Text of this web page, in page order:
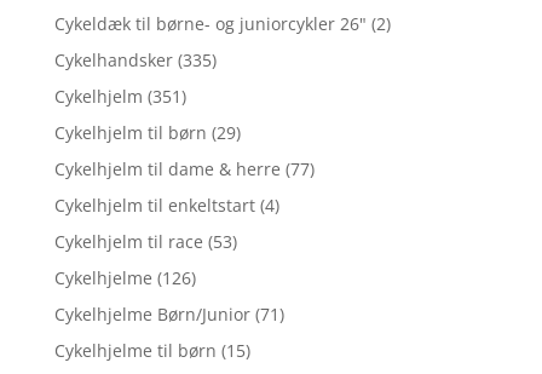
Cykeldæk til børne- og juniorcykler 26" (2)
Cykelhandsker (335)
Cykelhjelm (351)
Cykelhjelm til børn (29)
Cykelhjelm til dame & herre (77)
Cykelhjelm til enkeltstart (4)
Cykelhjelm til race (53)
Cykelhjelme (126)
Cykelhjelme Børn/Junior (71)
Cykelhjelme til børn (15)